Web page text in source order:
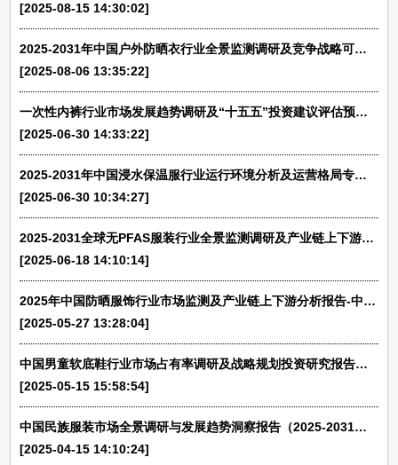
[2025-08-15 14:30:02]
2025-2031年中国户外防晒衣行业全景监测调研及竞争战略可行性评估报告-中金企信发布
[2025-08-06 13:35:22]
一次性内裤行业市场发展趋势调研及“十五五”投资建议评估预测报告（2025版）
[2025-06-30 14:33:22]
2025-2031年中国浸水保温服行业运行环境分析及运营格局专项调研报告-中金企信发布
[2025-06-30 10:34:27]
2025-2031全球无PFAS服装行业全景监测调研及产业链上下游分析报告-中金企信发布
[2025-06-18 14:10:14]
2025年中国防晒服饰行业市场监测及产业链上下游分析报告-中金企信发布
[2025-05-27 13:28:04]
中国男童软底鞋行业市场占有率调研及战略规划投资研究报告（2025-2031）-中金企信发布
[2025-05-15 15:58:54]
中国民族服装市场全景调研与发展趋势洞察报告（2025-2031）-中金企信发布
[2025-04-15 14:10:24]